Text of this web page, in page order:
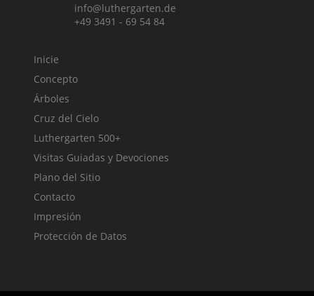
info@luthergarten.de
+49 3491 - 69 54 84
Inicie
Concepto
Árboles
Cruz del Cielo
Luthergarten 500+
Visitas Guiadas y Devociones
Plano del Sitio
Contacto
Impresión
Protección de Datos